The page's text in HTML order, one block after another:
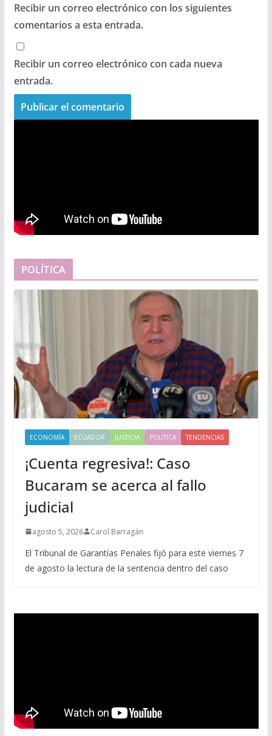
Recibir un correo electrónico con los siguientes
comentarios a esta entrada.
Recibir un correo electrónico con cada nueva
entrada.
POLÍTICA
ECONOMÍA ECUADOR JUSTICIA POLITICA TENDENCIAS
¡Cuenta regresiva!: Caso
Bucaram se acerca al fallo
judicial
agosto 5, 2026 Carol Barragán
El Tribunal de Garantías Penales fijó para este viernes 7
de agosto la lectura de la sentencia dentro del caso